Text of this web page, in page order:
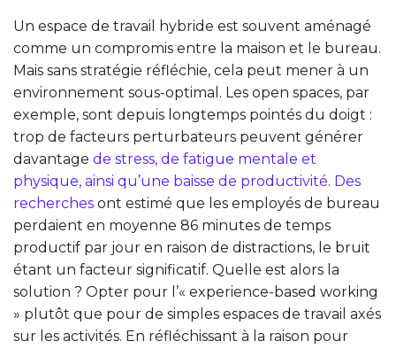
Un espace de travail hybride est souvent aménagé
comme un compromis entre la maison et le bureau.
Mais sans stratégie réfléchie, cela peut mener à un
environnement sous-optimal. Les open spaces, par
exemple, sont depuis longtemps pointés du doigt :
trop de facteurs perturbateurs peuvent générer
davantage de stress, de fatigue mentale et
physique, ainsi qu’une baisse de productivité. Des
recherches ont estimé que les employés de bureau
perdaient en moyenne 86 minutes de temps
productif par jour en raison de distractions, le bruit
étant un facteur significatif. Quelle est alors la
solution ? Opter pour l’« experience-based working
» plutôt que pour de simples espaces de travail axés
sur les activités. En réfléchissant à la raison pour